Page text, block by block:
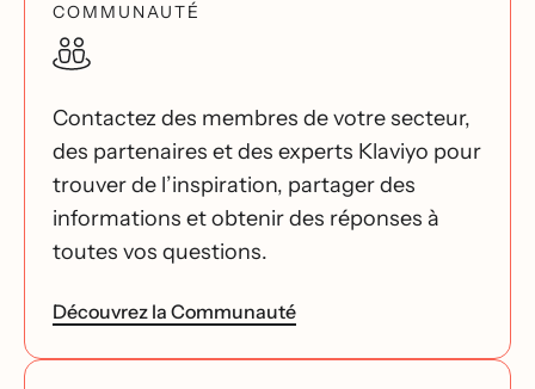
COMMUNAUTÉ
Contactez des membres de votre secteur,
des partenaires et des experts Klaviyo pour
trouver de l’inspiration, partager des
informations et obtenir des réponses à
toutes vos questions.
Découvrez la Communauté